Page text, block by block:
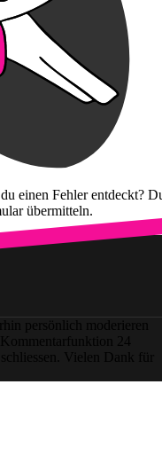
einen Fehler entdeckt?
übermitteln.
persönlich moderieren
24
Vielen Dank für